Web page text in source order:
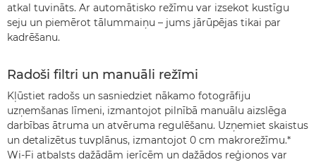
atkal tuvināts. Ar automātisko režīmu var izsekot kustīgu
seju un piemērot tālummaiņu – jums jārūpējas tikai par
kadrēšanu.
Radoši filtri un manuāli režīmi
Kļūstiet radošs un sasniedziet nākamo fotogrāfiju
uzņemšanas līmeni, izmantojot pilnībā manuālu aizslēga
darbības ātruma un atvēruma regulēšanu. Uzņemiet skaistus
un detalizētus tuvplānus, izmantojot 0 cm makrorežīmu.*
Wi-Fi atbalsts dažādām ierīcēm un dažādos reģionos var